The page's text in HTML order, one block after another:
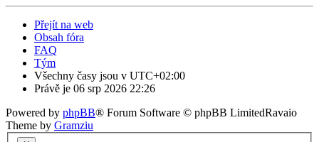
Přejít na web
Obsah fóra
FAQ
Tým
Všechny časy jsou v UTC+02:00
Právě je 06 srp 2026 22:26
Powered by phpBB® Forum Software © phpBB LimitedRavaio
Theme by Gramziu